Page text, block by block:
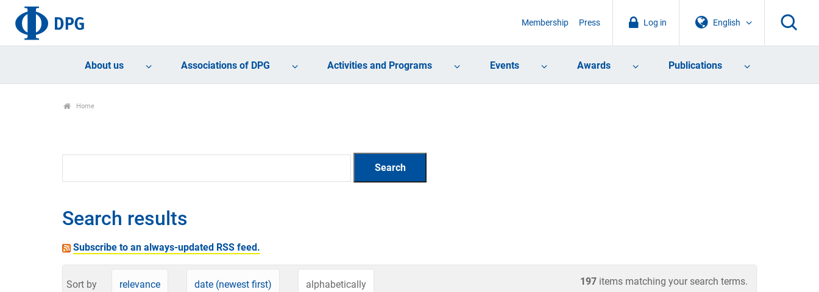
English
Log in
Membership Press
About us Associations of DPG Activities and Programs Events Awards Publications
Home
Search results
Subscribe to an always-updated RSS feed.
197 items matching your search terms.
Sort by relevance date (newest first) alphabetically